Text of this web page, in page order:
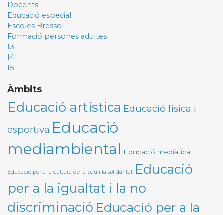
Docents
Educació especial
Escoles Bressol
Formació persones adultes
I3
I4
I5
Àmbits
Educació artística Educació física i
esportiva Educació
mediambiental Educació mediàtica
Educació per a la cultura de la pau i la solidaritat Educació
per a la igualtat i la no
discriminació Educació per a la